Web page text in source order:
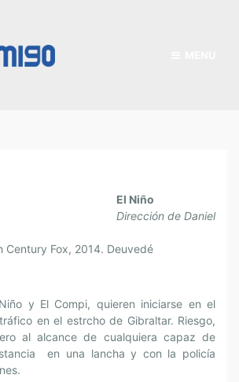
El Niño
Dirección de Daniel
Century Fox, 2014. Deuvedé
y El Compi, quieren iniciarse en el
en el estrcho de Gibraltar. Riesgo,
al alcance de cualquiera capaz de
en una lancha y con la policía